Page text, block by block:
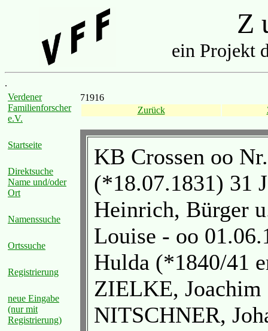
Z
ein Projekt
.
Verdener
Familienforscher
e.V.
Startseite
Direktsuche
Name und/oder
Ort
Namenssuche
Ortssuche
Registrierung
neue Eingabe
(nur mit
Registrierung)
71916
Zurück
KB Crossen oo
(*18.07.1831) 31
Heinrich, Bürger
Louise - oo
Hulda (*1840/41
ZIELKE,
NITSCHNER,